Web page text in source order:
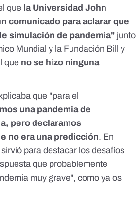
que la Universidad John
comunicado para aclarar que
simulación de pandemia" junto
Mundial y la Fundación Bill y
que no se hizo ninguna
que "para el
una pandemia de
pero declaramos
no era una predicción. En
para destacar los desafíos
que probablemente
muy grave", como ya os